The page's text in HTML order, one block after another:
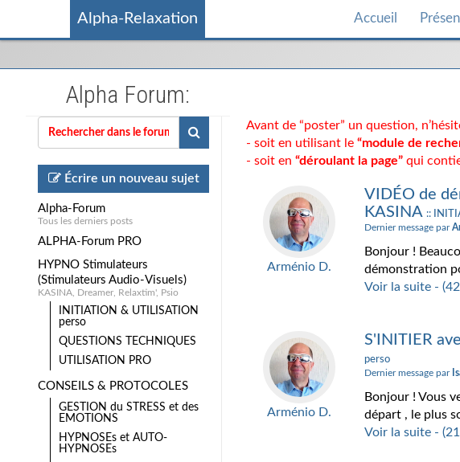
Alpha-Relaxation Accueil
Alpha Forum:
Écrire un nouveau sujet
Alpha-Forum
Tous les derniers posts
ALPHA-Forum PRO
HYPNO Stimulateurs
(Stimulateurs Audio-Visuels)
KASINA, Dreamer, Relaxtim', Psio
INITIATION & UTILISATION
perso
QUESTIONS TECHNIQUES
UTILISATION PRO
CONSEILS & PROTOCOLES
GESTION du STRESS et des
EMOTIONS
HYPNOSEs et AUTO-
HYPNOSEs
Avant de “poster” un question,
- soit en utilisant le“module de
- soit en“déroulant la page” qui
Arménio D.
VIDÉO de
KASINA ::
Dernier message par
Bonjour !
démonstration
Voir la suite -
Arménio D.
S'INITIER
perso
Dernier message par
Bonjour ! Vous
départ , le plus
Voir la suite -